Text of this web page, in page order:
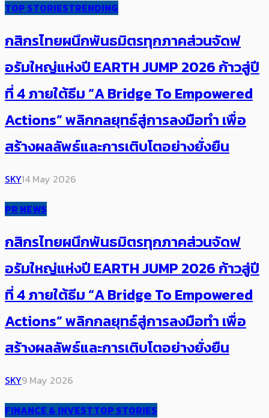
TOP STORIESTRENDING
กสิกรไทยผนึกพันธมิตรทุกภาคส่วนจัดฟ
อรัมใหญ่แห่งปี EARTH JUMP 2026 ก้าวสู่ปี
ที่ 4 ภายใต้ธีม “A Bridge To Empowered
Actions” พลิกกลยุทธ์สู่การลงมือทำ เพื่อ
สร้างผลลัพธ์และการเติบโตอย่างยั่งยืน
SKY14 May 2026
PR NEWS
กสิกรไทยผนึกพันธมิตรทุกภาคส่วนจัดฟ
อรัมใหญ่แห่งปี EARTH JUMP 2026 ก้าวสู่ปี
ที่ 4 ภายใต้ธีม “A Bridge To Empowered
Actions” พลิกกลยุทธ์สู่การลงมือทำ เพื่อ
สร้างผลลัพธ์และการเติบโตอย่างยั่งยืน
SKY9 May 2026
FINANCE & INVESTTOP STORIES